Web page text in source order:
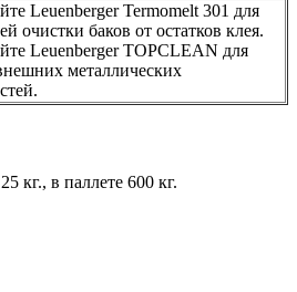
Leuenberger Termomelt 301 для
очистки баков от остатков клея.
Leuenberger TOPCLEAN для
металлических
кг., в паллете 600 кг.